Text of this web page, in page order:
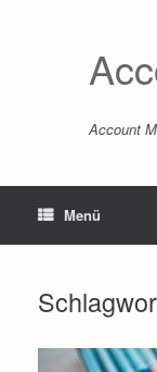
Account
Menü